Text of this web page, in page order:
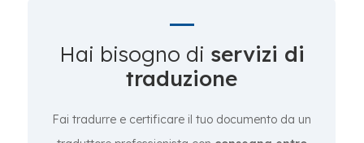
Hai bisogno di servizi di
traduzione
Fai tradurre e certificare il tuo documento da un